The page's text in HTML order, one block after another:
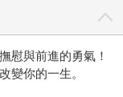
含真實的穿透
能錯了》像一句
冷戰。」 《我可
連連，去年在韓
慰與前進的勇氣！
變你的一生。